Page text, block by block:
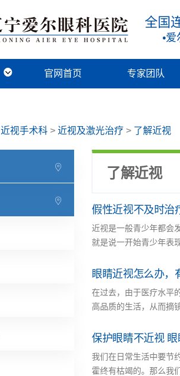
全国
•
官网首页 专家团队
近视手术科 > 近视及激光治疗 > 了解近视
了解近视
假性近视不及时治
近视是一般青少年都会
就是说一开始青少年表
眼睛近视怎么办，
在过去，由于医疗水平
高品质的生活，从而摘
保护眼睛不近视 眼
我们在日常生活中要节
霍终有枯竭的。那么我